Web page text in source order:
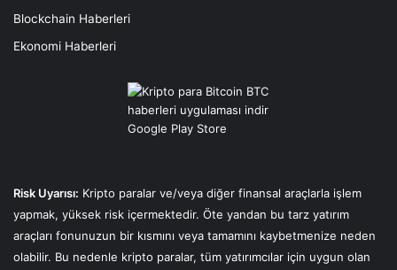
Blockchain Haberleri
Ekonomi Haberleri
Risk Uyarısı: Kripto paralar ve/veya diğer finansal araçlarla işlem
yapmak, yüksek risk içermektedir. Öte yandan bu tarz yatırım
araçları fonunuzun bir kısmını veya tamamını kaybetmenize neden
olabilir. Bu nedenle kripto paralar, tüm yatırımcılar için uygun olan